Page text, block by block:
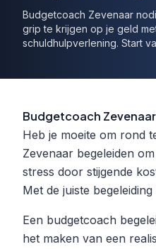
Budgetcoach Zevenaar
grip te krijgen op je geld
schuldhulpverlening. Start
Budgetcoach
Heb je moeite om rond
Zevenaar begeleiden
stress door stijgende
Met de juiste
Een budgetcoach
het maken van een